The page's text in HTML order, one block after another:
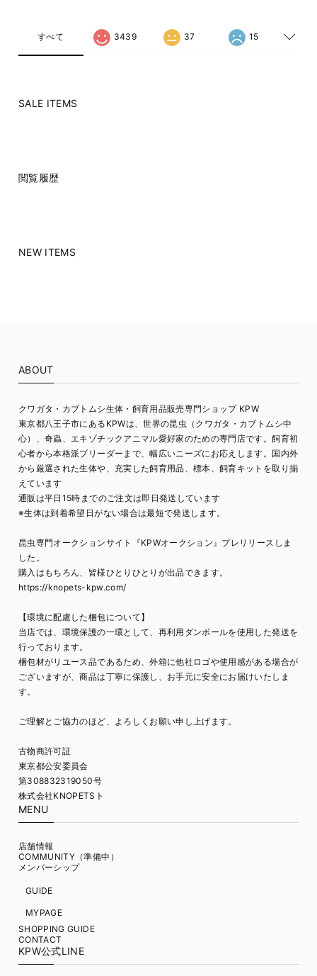
すべて 3439 37 15
SALE ITEMS
閲覧履歴
NEW ITEMS
ABOUT
クワガタ・カブトムシ生体・飼育用品販売専門ショップ KPW
東京都八王子市にあるKPWは、世界の昆虫（クワガタ・カブトムシ中
心）、奇蟲、エキゾチックアニマル愛好家のための専門店です。飼育初
心者から本格派ブリーダーまで、幅広いニーズにお応えします。国内外
から厳選された生体や、充実した飼育用品、標本、飼育キットを取り揃
えています
通販は平日15時までのご注文は即日発送しています
※生体は到着希望日がない場合は最短で発送します。
昆虫専門オークションサイト『KPWオークション』プレリリースしま
した。
購入はもちろん、皆様ひとりひとりが出品できます。
https://knopets-kpw.com/
【環境に配慮した梱包について】
当店では、環境保護の一環として、再利用ダンボールを使用した発送を
行っております。
梱包材がリユース品であるため、外箱に他社ロゴや使用感がある場合が
ございますが、商品は丁寧に保護し、お手元に安全にお届けいたしま
す。
ご理解とご協力のほど、よろしくお願い申し上げます。
古物商許可証
東京都公安委員会
第308832319050号
株式会社KNOPETSト
MENU
店舗情報
COMMUNITY（準備中）
メンバーシップ
GUIDE
MYPAGE
SHOPPING GUIDE
CONTACT
KPW公式LINE